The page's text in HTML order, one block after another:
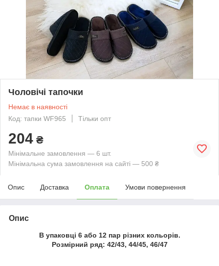
Чоловічі тапочки
Немає в наявності
Код: тапки WF965
Тільки опт
204 ₴
Мінімальне замовлення — 6 шт.
Мінімальна сума замовлення на сайті — 500 ₴
Опис Доставка Оплата Умови повернення
Опис
В упаковці 6 або 12 пар різних кольорів.
Розмірний ряд: 42/43, 44/45, 46/47